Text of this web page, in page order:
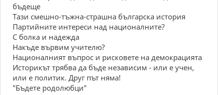
бъдеще
Тази смешно-тъжна-страшна българска история
Партийните интереси над националните?
С болка и надежда
Накъде вървим учителю?
Националният въпрос и рисковете на демокрацията
Историкът трябва да бъде независим - или е учен,
или е политик. Друг път няма!
"Бъдете родолюбци"